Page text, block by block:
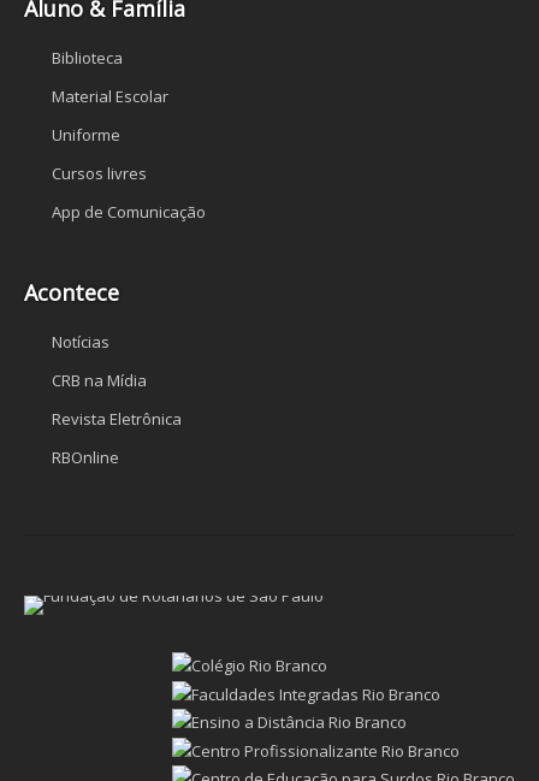
Aluno & Família
Biblioteca
Material Escolar
Uniforme
Cursos livres
App de Comunicação
Acontece
Notícias
CRB na Mídia
Revista Eletrônica
RBOnline